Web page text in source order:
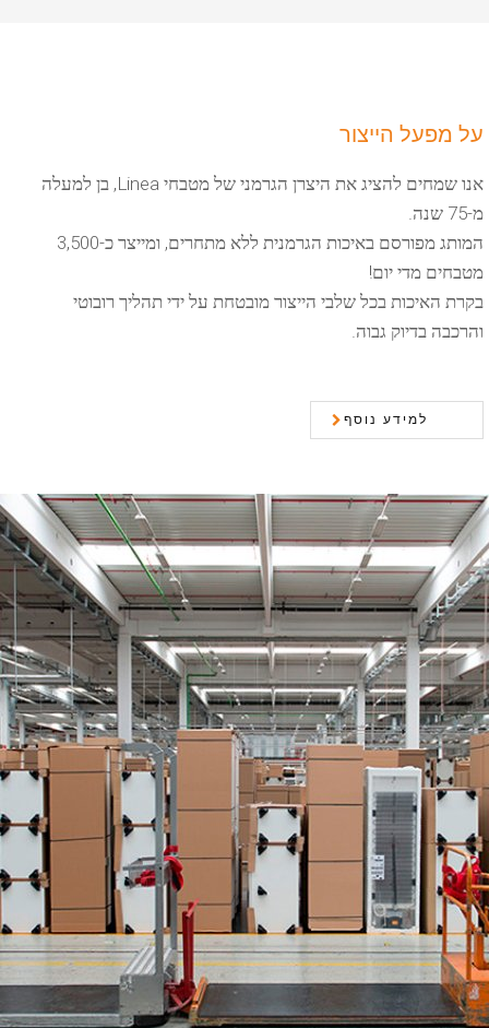
על מפעל הייצור
אנו שמחים להציג את היצרן הגרמני של מטבחי Linea, בן למעלה
מ-75 שנה.
המותג מפורסם באיכות הגרמנית ללא מתחרים, ומייצר כ-3,500
מטבחים מדי יום!
בקרת האיכות בכל שלבי הייצור מובטחת על ידי תהליך רובוטי
והרכבה בדיוק גבוה.
למידע נוסף